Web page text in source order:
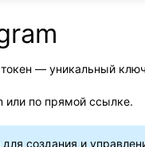
— уникальный
или по прямой ссылке.
создания и